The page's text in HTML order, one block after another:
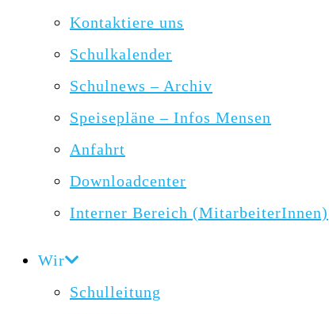
Kontaktiere uns
Schulkalender
Schulnews – Archiv
Speisepläne – Infos Mensen
Anfahrt
Downloadcenter
Interner Bereich (MitarbeiterInnen)
Wir
Schulleitung